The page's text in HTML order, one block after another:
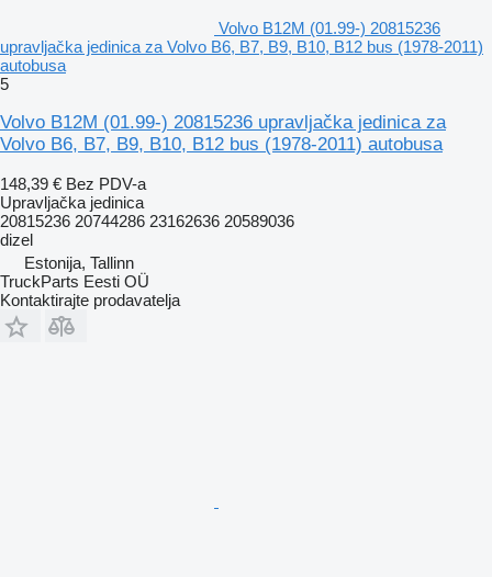
Volvo B12M (01.99-) 20815236
upravljačka jedinica za Volvo B6, B7, B9, B10, B12 bus (1978-2011)
autobusa
5
Volvo B12M (01.99-) 20815236 upravljačka jedinica za
Volvo B6, B7, B9, B10, B12 bus (1978-2011) autobusa
148,39 € Bez PDV-a
Upravljačka jedinica
20815236 20744286 23162636 20589036
dizel
Estonija, Tallinn
TruckParts Eesti OÜ
Kontaktirajte prodavatelja